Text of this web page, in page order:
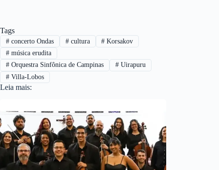
Tags
#concerto Ondas #cultura # Korsakov
#música erudita
#Orquestra Sinfônica de Campinas #Uirapuru
#Villa-Lobos
Leia mais: